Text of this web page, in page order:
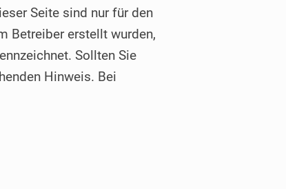
Seite sind nur für den
Betreiber erstellt wurden,
Sollten Sie
Hinweis. Bei